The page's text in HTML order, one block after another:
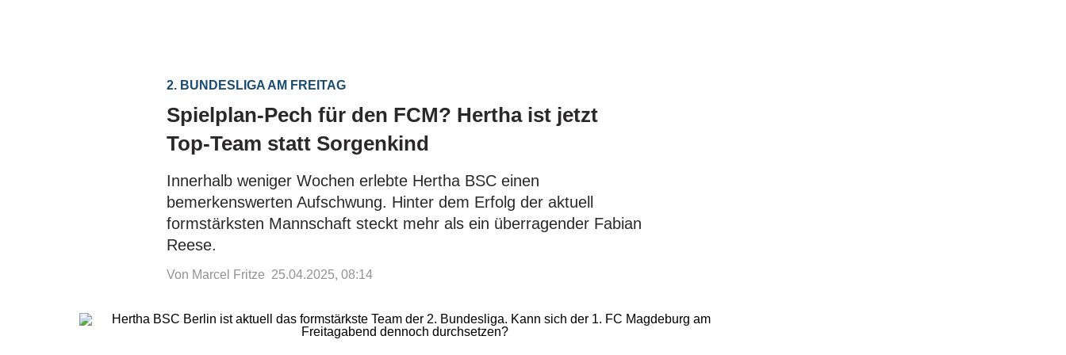
2. BUNDESLIGA AM FREITAG
Spielplan-Pech für den FCM? Hertha ist jetzt
Top-Team statt Sorgenkind
Innerhalb weniger Wochen erlebte Hertha BSC einen
bemerkenswerten Aufschwung. Hinter dem Erfolg der aktuell
formstärksten Mannschaft steckt mehr als ein überragender Fabian
Reese.
Von Marcel Fritze 25.04.2025, 08:14